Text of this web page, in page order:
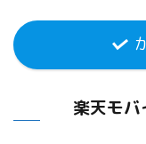
楽天モ